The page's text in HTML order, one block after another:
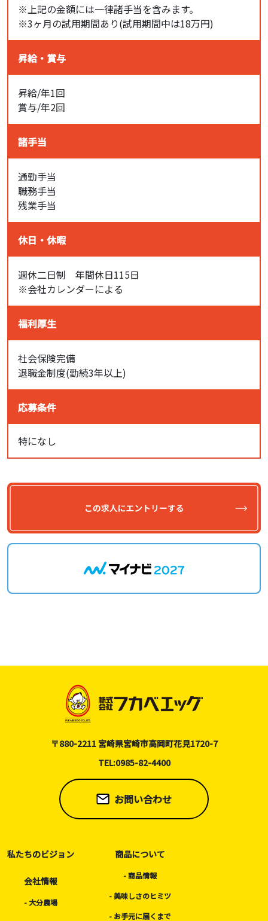
※上記の金額には一律諸手当を含みます。
※3ヶ月の試用期間あり(試用期間中は18万円)
昇給・賞与
昇給/年1回
賞与/年2回
諸手当
通勤手当
職務手当
残業手当
休日・休暇
週休二日制 年間休日115日
※会社カレンダーによる
福利厚生
社会保険完備
退職金制度(勤続3年以上)
応募条件
特になし
〒880-2211 宮崎県宮崎市高岡町花見1720-7
TEL:0985-82-4400
お問い合わせ
私たちのビジョン
会社情報
- 大分農場
商品について
- 商品情報
- 美味しさのヒミツ
- お手元に届くまで